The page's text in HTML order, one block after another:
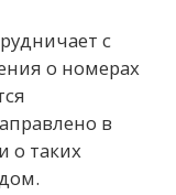
с
о номерах
в
о таких